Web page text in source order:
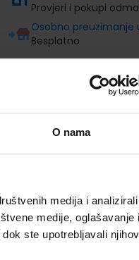
O nama
medija i analizirali
medije, oglašavanje
ste upotrebljavali
Provjeri i pokupi
Osobno preuzimanje
Besplatno